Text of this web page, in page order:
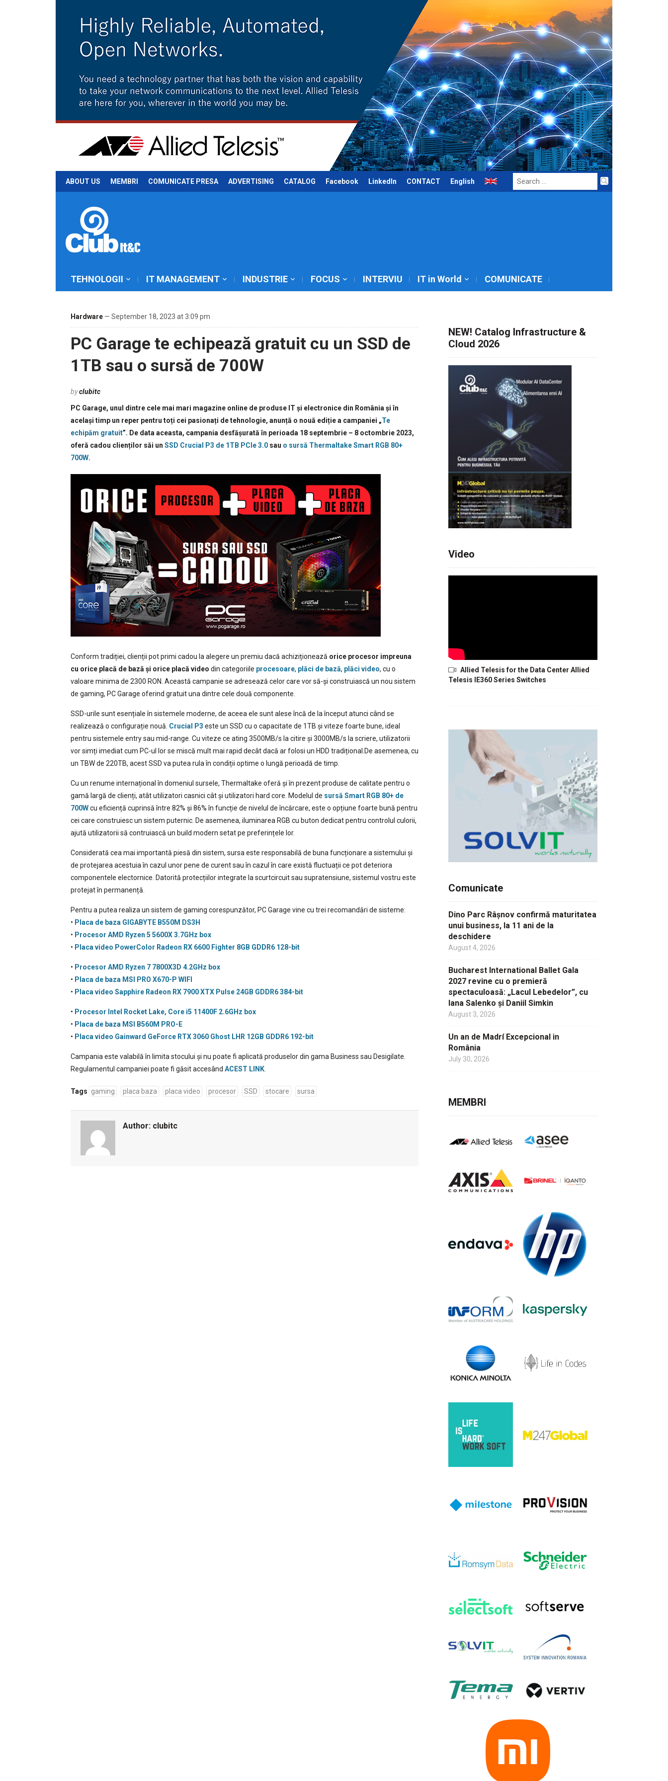
ABOUT US MEMBRI COMUNICATE PRESA ADVERTISING CATALOG Facebook LinkedIn CONTACT English
Search
for:
TEHNOLOGII IT MANAGEMENT INDUSTRIE FOCUS INTERVIU IT in World COMUNICATE
Hardware — September 18, 2023 at 3:09 pm
PC Garage te echipează gratuit cu un SSD de
1TB sau o sursă de 700W
byclubitc
PC Garage, unul dintre cele mai mari magazine online de produse IT și electronice din România și în
același timp un reper pentru toți cei pasionați de tehnologie, anunță o nouă ediție a campaniei „Te
echipăm gratuit”. De data aceasta, campania desfășurată în perioada 18 septembrie – 8 octombrie 2023,
oferă cadou clienților săi un SSD Crucial P3 de 1TB PCIe 3.0 sau o sursă Thermaltake Smart RGB 80+
700W.
Conform tradiției, clienții pot primi cadou la alegere un premiu dacă achiziționează orice procesor impreuna
cu orice placă de bază și orice placă video din categoriile procesoare, plăci de bază, plăci video, cu o
valoare minima de 2300 RON. Această campanie se adresează celor care vor să-și construiască un nou sistem
de gaming, PC Garage oferind gratuit una dintre cele două componente.
SSD-urile sunt esențiale în sistemele moderne, de aceea ele sunt alese încă de la început atunci când se
realizează o configurație nouă. Crucial P3 este un SSD cu o capacitate de 1TB și viteze foarte bune, ideal
pentru sistemele entry sau mid-range. Cu viteze ce ating 3500MB/s la citire și 3000MB/s la scriere, utilizatorii
vor simți imediat cum PC-ul lor se miscă mult mai rapid decât dacă ar folosi un HDD tradițional.De asemenea, cu
un TBW de 220TB, acest SSD va putea rula în condiții optime o lungă perioadă de timp.
Cu un renume internațional în domeniul sursele, Thermaltake oferă și în prezent produse de calitate pentru o
gamă largă de clienți, atât utilizatori casnici cât și utilizatori hard core. Modelul de sursă Smart RGB 80+ de
700Wcu eficiență cuprinsă între 82% și 86% în funcție de nivelul de încărcare, este o opțiune foarte bună pentru
cei care construiesc un sistem puternic. De asemenea, iluminarea RGB cu buton dedicat pentru controlul culorii,
ajută utilizatorii să contruiască un build modern setat pe preferințele lor.
Considerată cea mai importantă piesă din sistem, sursa este responsabilă de buna funcționare a sistemului și
de protejarea acestuia în cazul unor pene de curent sau în cazul în care există fluctuații ce pot deteriora
componentele electornice. Datorită protecțiilor integrate la scurtcircuit sau supratensiune, sistemul vostru este
protejat în permanență.
Pentru a putea realiza un sistem de gaming corespunzător, PC Garage vine cu trei recomandări de sisteme:
• Placa de baza GIGABYTE B550M DS3H
• Procesor AMD Ryzen 5 5600X 3.7GHz box
• Placa video PowerColor Radeon RX 6600 Fighter 8GB GDDR6 1‎28-bit
• Procesor AMD Ryzen 7 7800X3D 4.2GHz box
• Placa de baza MSI PRO X670-P WIFI
• Placa video Sapphire Radeon RX 7900 XTX Pulse 24GB GDDR6 384-bit
• Procesor Intel Rocket Lake, Core i5 11400F 2.6GHz box
• Placa de baza MSI B560M PRO-E
• Placa video Gainward GeForce RTX 3060 Ghost LHR 12GB GDDR6 192-bit
Campania este valabilă în limita stocului și nu poate fi aplicată produselor din gama Business sau Desigilate.
Regulamentul campaniei poate fi găsit accesând ACEST LINK.
Tags gaming placa baza placa video procesor SSD stocare sursa
Author: clubitc
NEW! Catalog Infrastructure &
Cloud 2026
Video
Allied Telesis for the Data Center Allied
Telesis IE360 Series Switches
Comunicate
Dino Parc Râșnov confirmă maturitatea
unui business, la 11 ani de la
deschidere
August 4, 2026
Bucharest International Ballet Gala
2027 revine cu o premieră
spectaculoasă: „Lacul Lebedelor”, cu
Iana Salenko și Daniil Simkin
August 3, 2026
Un an de Madrí Excepcional in
România
July 30, 2026
MEMBRI